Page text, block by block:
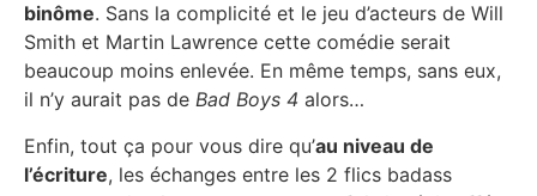
binôme. Sans la complicité et le jeu d’acteurs de Will
Smith et Martin Lawrence cette comédie serait
beaucoup moins enlevée. En même temps, sans eux,
il n’y aurait pas de Bad Boys 4 alors…
Enfin, tout ça pour vous dire qu’au niveau de
l’écriture, les échanges entre les 2 flics badass